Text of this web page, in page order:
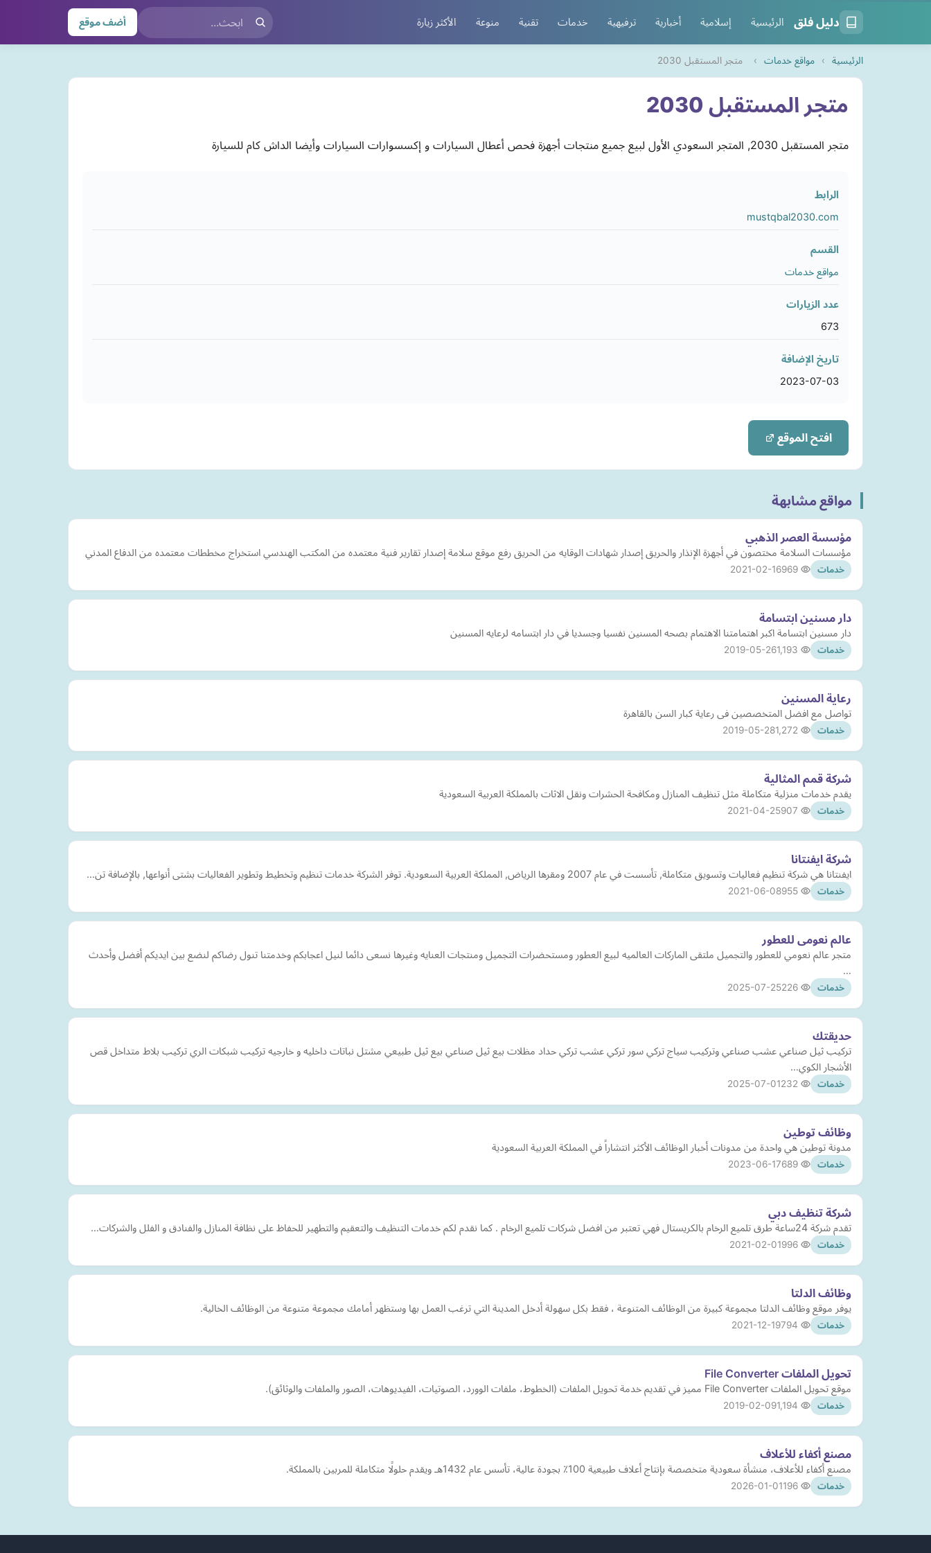
دليل فلق الرئيسية إسلامية أخبارية ترفيهية خدمات تقنية منوعة الأكثر زيارة أضف موقع
الرئيسية › مواقع خدمات › متجر المستقبل 2030
متجر المستقبل 2030
متجر المستقبل 2030, المتجر السعودي الأول لبيع جميع منتجات أجهزة فحص أعطال السيارات و إكسسوارات السيارات وأيضا الداش كام للسيارة
الرابط
mustqbal2030.com
القسم
مواقع خدمات
عدد الزيارات
673
تاريخ الإضافة
2023-07-03
افتح الموقع
مواقع مشابهة
مؤسسة العصر الذهبي
مؤسسات السلامة مختصون في أجهزة الإنذار والحريق إصدار شهادات الوقايه من الحريق رفع موقع سلامة إصدار تقارير فنية معتمده من المكتب الهندسي استخراج مخططات معتمده من الدفاع المدني
خدمات 2021-02-16
دار مسنين ابتسامة
دار مسنين ابتسامة اكبر اهتمامتنا الاهتمام بصحه المسنين نفسيا وجسديا في دار ابتسامه لرعايه المسنين
خدمات 2019-05-26
رعاية المسنين
تواصل مع افضل المتخصصين فى رعاية كبار السن بالقاهرة
خدمات 2019-05-28
شركة قمم المثالية
يقدم خدمات منزلية متكاملة مثل تنظيف المنازل ومكافحة الحشرات ونقل الاثات بالمملكة العربية السعودية
خدمات 2021-04-25
شركة ايفنتانا
ايفنتانا هي شركة تنظيم فعاليات وتسويق متكاملة, تأسست في عام 2007 ومقرها الرياض, المملكة العربية السعودية. توفر الشركة خدمات تنظيم وتخطيط وتطوير الفعاليات بشتى أنواعها, بالإضافة تن…
خدمات 2021-06-08
عالم نعومى للعطور
متجر عالم نعومي للعطور والتجميل ملتقى الماركات العالميه لبيع العطور ومستحضرات التجميل ومنتجات العنايه وغيرها نسعى دائما لنيل اعجابكم وخدمتنا تنول رضاكم لنضع بين ايديكم أفضل وأحدث
…
خدمات 2025-07-25
حديقتك
تركيب ثيل صناعي عشب صناعي وتركيب سياج تركي سور تركي عشب تركي حداد مظلات بيع ثيل صناعي بيع ثيل طبيعي مشتل نباتات داخليه و خارجيه تركيب شبكات الري تركيب بلاط متداخل قص
الأشجار الكوي…
خدمات 2025-07-01
وظائف توطين
مدونة توطين هي واحدة من مدونات أخبار الوظائف الأكثر انتشاراً في المملكة العربية السعودية
خدمات 2023-06-17
شركة تنظيف دبي
تقدم شركة 24ساعة طرق تلميع الرخام بالكريستال فهي تعتبر من افضل شركات تلميع الرخام . كما نقدم لكم خدمات التنظيف والتعقيم والتطهير للحفاظ على نظافة المنازل والفنادق و الفلل والشركات…
خدمات 2021-02-01
وظائف الدلتا
يوفر موقع وظائف الدلتا مجموعة كبيرة من الوظائف المتنوعة ، فقط بكل سهولة أدخل المدينة التي ترغب العمل بها وستظهر أمامك مجموعة متنوعة من الوظائف الخالية.
خدمات 2021-12-19
تحويل الملفات File Converter
موقع تحويل الملفات File Converter مميز في تقديم خدمة تحويل الملفات (الخطوط، ملفات الوورد، الصوتيات، الفيديوهات، الصور والملفات والوثائق).
خدمات 2019-02-09
مصنع أكفاء للأعلاف
مصنع أكفاء للأعلاف، منشأة سعودية متخصصة بإنتاج أعلاف طبيعية 100٪ بجودة عالية، تأسس عام 1432هـ ويقدم حلولًا متكاملة للمربين بالمملكة.
خدمات 2026-01-01